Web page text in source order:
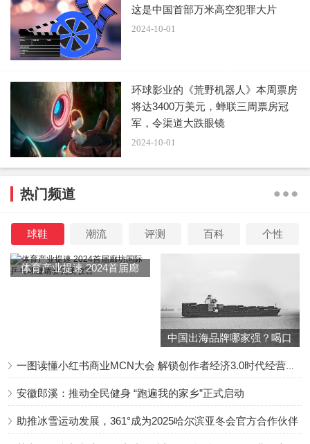
这部片子是由伊朗制作的，看完让我感动得落泪了。
孩子之间的感情如何，跟家庭氛围、父母教育息息相关，唯
独跟金钱没有绝对的关系。
哥哥不小心把妹妹修好的鞋子弄丢了，家境贫寒，父母也没
有多余的钱可以买一双新鞋子给孩子们。
懂事的他们俩怕被父母责怪，便想出了一个办法：哥哥的鞋
子和妹妹轮流穿，并答应给妹妹买一双新鞋子。
于是，故事便这么开始了，哥哥的鞋子还是大了点，妹妹穿
因为只有这么一双鞋子，两个人在学校又有各种事情耽误
了，两个人难免起了点小矛盾。
但是！哥哥看到有一场长跑比赛，第三名可以获得一双鞋
这是中国首部万米高空犯罪大片
2024-10-01
环球影业的《荒野机器人》本周票房
将达3400万美元，蝉联三周票房冠
军，令渠道大跌眼镜
2024-10-01
热门频道
球鞋 潮流 评测 百科 个性
体育产业提速 2024首届廊
中国出海品牌哪家强？喝口
安徽郎溪：推动全民健身 “跑遍我的家乡”正式启动
助推冰雪运动发展，361°成为2025哈尔滨亚冬会官方合作伙伴